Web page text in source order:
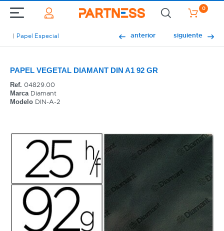
0
Papel Especial anterior siguiente
PAPEL VEGETAL DIAMANT DIN A1 92 GR
Ref. 04829.00
MarcaDiamant
Modelo DIN-A-2